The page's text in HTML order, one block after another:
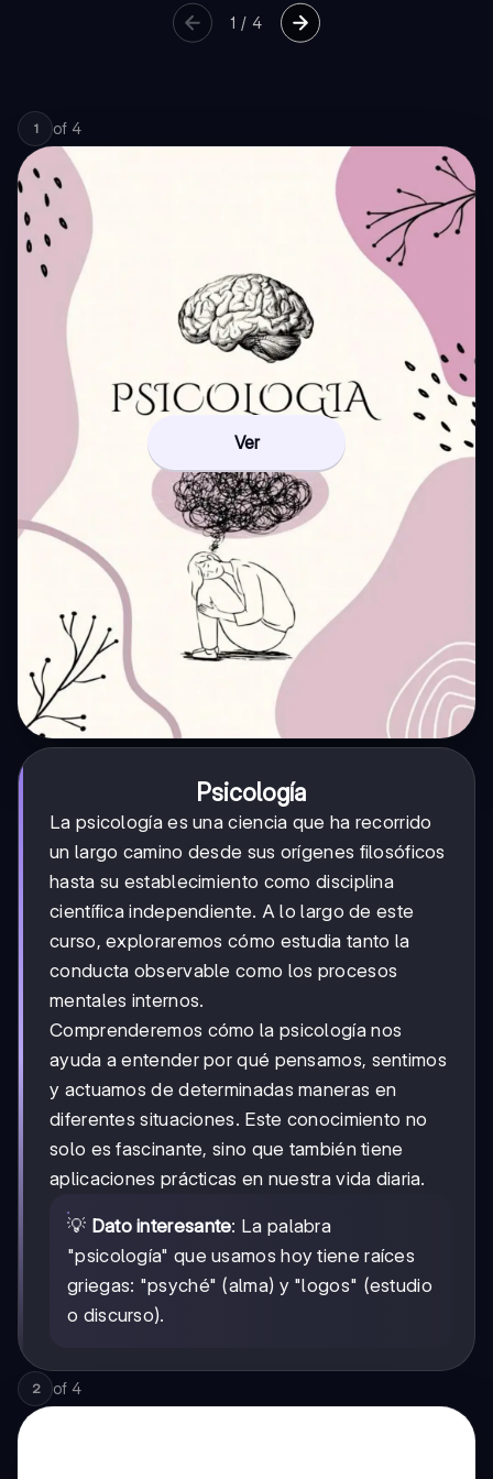
1 /4
1 of 4
Ver
Psicología
La psicología es una ciencia que ha recorrido
un largo camino desde sus orígenes filosóficos
hasta su establecimiento como disciplina
científica independiente. A lo largo de este
curso, exploraremos cómo estudia tanto la
conducta observable como los procesos
mentales internos.
Comprenderemos cómo la psicología nos
ayuda a entender por qué pensamos, sentimos
y actuamos de determinadas maneras en
diferentes situaciones. Este conocimiento no
solo es fascinante, sino que también tiene
aplicaciones prácticas en nuestra vida diaria.
💡 Dato interesante: La palabra
"psicología" que usamos hoy tiene raíces
griegas: "psyché" (alma) y "logos" (estudio
o discurso).
2 of 4